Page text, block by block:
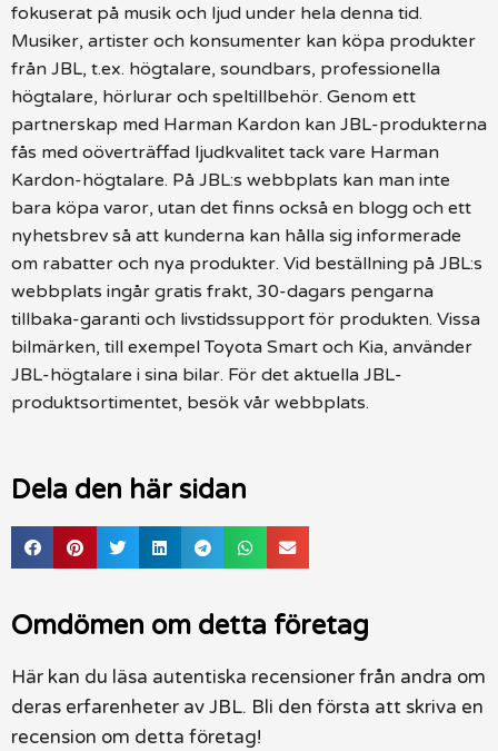
fokuserat på musik och ljud under hela denna tid.
Musiker, artister och konsumenter kan köpa produkter
från JBL, t.ex. högtalare, soundbars, professionella
högtalare, hörlurar och speltillbehör. Genom ett
partnerskap med Harman Kardon kan JBL-produkterna
fås med oöverträffad ljudkvalitet tack vare Harman
Kardon-högtalare. På JBL:s webbplats kan man inte
bara köpa varor, utan det finns också en blogg och ett
nyhetsbrev så att kunderna kan hålla sig informerade
om rabatter och nya produkter. Vid beställning på JBL:s
webbplats ingår gratis frakt, 30-dagars pengarna
tillbaka-garanti och livstidssupport för produkten. Vissa
bilmärken, till exempel Toyota Smart och Kia, använder
JBL-högtalare i sina bilar. För det aktuella JBL-
produktsortimentet, besök vår webbplats.
Dela den här sidan
Omdömen om detta företag
Här kan du läsa autentiska recensioner från andra om
deras erfarenheter av JBL. Bli den första att skriva en
recension om detta företag!